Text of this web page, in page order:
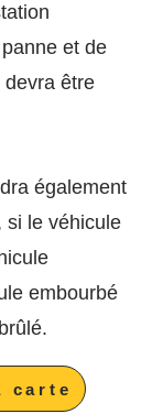
et de
devra être
également
si le véhicule
embourbé
carte